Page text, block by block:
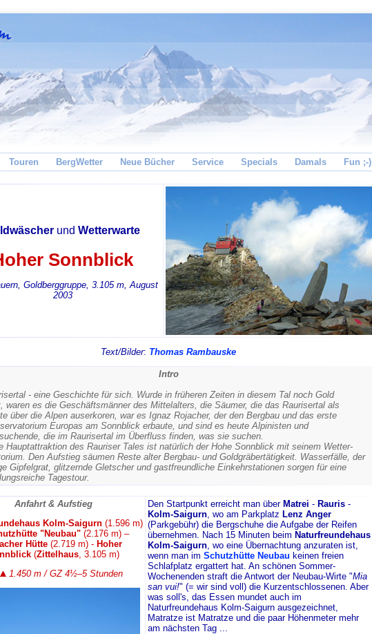
Touren BergWetter Neue Bücher Service Specials Damals Fun ;-)
und Wetterwarte
Sonnblick
Goldberggruppe, 3.105 m, August
2003
Text/Bilder: Thomas Rambauske
Intro
- eine Geschichte für sich. Wurde in früheren Zeiten in diesem Tal noch Gold
waren es die Geschäftsmänner des Mittelalters, die Säumer, die das Raurisertal als
über die Alpen auserkoren, war es Ignaz Rojacher, der den Bergbau und das erste
Europas am Sonnblick erbaute, und sind es heute Alpinisten und
die im Raurisertal im Überfluss finden, was sie suchen.
Hauptattraktion des Rauriser Tales ist natürlich der Hohe Sonnblick mit seinem Wetter-
Den Aufstieg säumen Reste alter Bergbau- und Goldgräbertätigkeit. Wasserfälle, der
Gipfelgrat, glitzernde Gletscher und gastfreundliche Einkehrstationen sorgen für eine
Tagestour.
Anfahrt & Aufstieg
Kolm-Saigurn (1.596 m)
"Neubau"(2.176 m) –
Hütte (2.719 m) - Hoher
(Zittelhaus, 3.105 m)
1.450 m / GZ 4½–5 Stunden
Den Startpunkt erreicht man über Matrei - Rauris -
Kolm-Saigurn, wo am Parkplatz Lenz Anger
(Parkgebühr) die Bergschuhe die Aufgabe der Reifen
übernehmen. Nach 15 Minuten beim Naturfreundehaus
Kolm-Saigurn, wo eine Übernachtung anzuraten ist,
wenn man im Schutzhütte Neubau keinen freien
Schlafplatz ergattert hat. An schönen Sommer-
Wochenenden straft die Antwort der Neubau-Wirte "Mia
san vui!" (= wir sind voll) die Kurzentschlossenen. Aber
was soll's, das Essen mundet auch im
Naturfreundehaus Kolm-Saigurn ausgezeichnet,
Matratze ist Matratze und die paar Höhenmeter mehr
am nächsten Tag ...